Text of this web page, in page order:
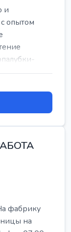
и
опытом
фабрику
на